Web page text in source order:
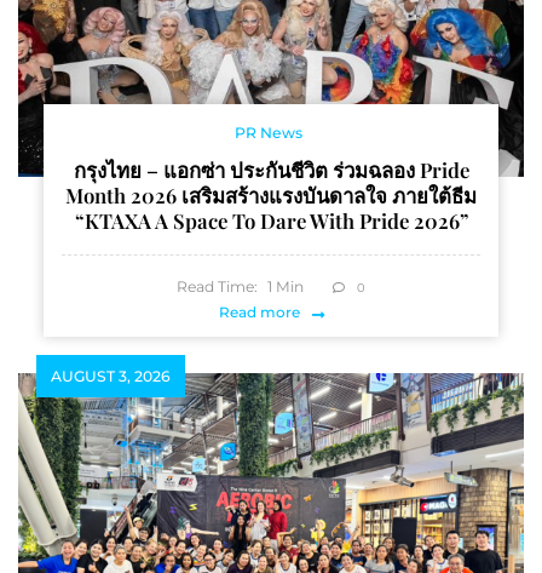
PR News
กรุงไทย – แอกซ่า ประกันชีวิต ร่วมฉลอง Pride
Month 2026 เสริมสร้างแรงบันดาลใจ ภายใต้ธีม
“KTAXA A Space To Dare With Pride 2026”
Read Time: 1 Min 0
Read more
AUGUST 3, 2026